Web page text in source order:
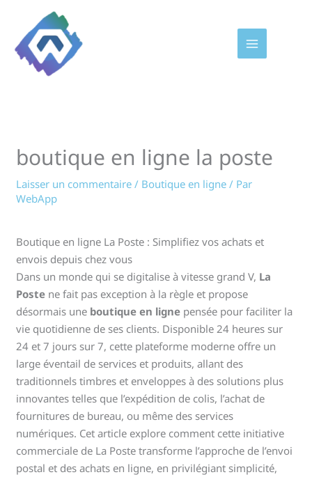
contenu
boutique en ligne la poste
Laisser un commentaire / Boutique en ligne / Par
WebApp
Boutique en ligne La Poste : Simplifiez vos achats et
envois depuis chez vous
Dans un monde qui se digitalise à vitesse grand V, La
Poste ne fait pas exception à la règle et propose
désormais une boutique en ligne pensée pour faciliter la
vie quotidienne de ses clients. Disponible 24 heures sur
24 et 7 jours sur 7, cette plateforme moderne offre un
large éventail de services et produits, allant des
traditionnels timbres et enveloppes à des solutions plus
innovantes telles que l’expédition de colis, l’achat de
fournitures de bureau, ou même des services
numériques. Cet article explore comment cette initiative
commerciale de La Poste transforme l’approche de l’envoi
postal et des achats en ligne, en privilégiant simplicité,